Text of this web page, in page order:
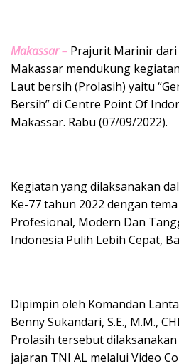
Makassar – Prajurit Marinir dari
Makassar mendukung
Laut bersih (Prolasih) yaitu
Bersih” di Centre Point Of
Makassar. Rabu (07/09/2022).
Kegiatan yang dilaksanakan
Ke-77 tahun 2022 dengan
Profesional, Modern Dan
Indonesia Pulih Lebih Cepat,
Dipimpin oleh Komandan
Benny Sukandari, S.E., M.M.,
Prolasih tersebut
jajaran TNI AL melalui Video